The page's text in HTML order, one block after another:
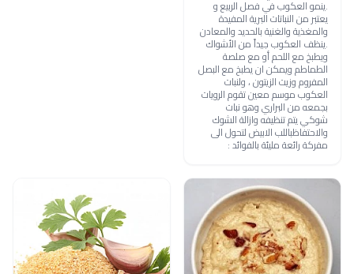
.ينمو العكوب في فصل الربيع و
يعتبر من النباتات البرية المفيدة
والمغذية والغنية بالحديد والمعادن
.ينظف العكوب جيداً من الأشواك
ويطبخ مع اللحم أو مع صلصة
الطماطم ويمكن ان يطبخ مع البصل
المفروم وزيت الزيتون ، ولنبات
العكوب موسم معين تقوم الرويات
بجمعه من البراري وهو نبات
شوكي يتم تنظيفه وازالة الشوك
والاحتفاظباللب الابيض لتحول الى
مفركة رائعة مليئة بالفوائد :